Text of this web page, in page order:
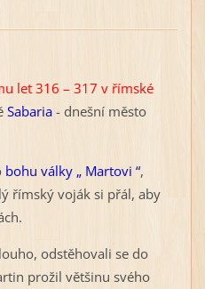
let 316 – 317 v římské
Sabaria - dnešní město
bohu války „ Martovi “,
římský voják si přál, aby
odstěhovali se do
prožil většinu svého